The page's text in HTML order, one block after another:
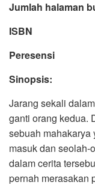
Jumlah halaman
ISBN : 978-
Peresensi :
Sinopsis:
Jarang sekali
ganti orang kedua.
sebuah mahakarya
masuk dan seolah-
dalam cerita
pernah merasakan